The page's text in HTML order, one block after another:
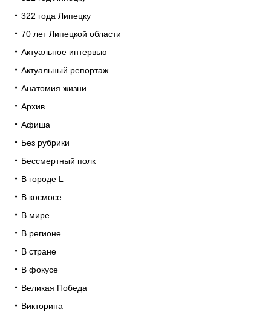
322 года Липецку
70 лет Липецкой области
Актуальное интервью
Актуальный репортаж
Анатомия жизни
Архив
Афиша
Без рубрики
Бессмертный полк
В городе L
В космосе
В мире
В регионе
В стране
В фокусе
Великая Победа
Викторина